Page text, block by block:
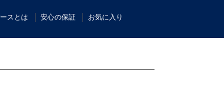
スとは 安心の保証 お気に入り